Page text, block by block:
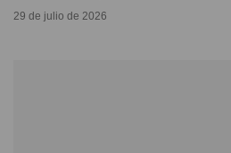
29 de julio de 2026